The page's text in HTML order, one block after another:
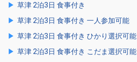
草津 2泊3日 食事付き
草津 2泊3日 食事付き 一人参加可能
草津 2泊3日 食事付き ひかり選択可能
草津 2泊3日 食事付き こだま選択可能